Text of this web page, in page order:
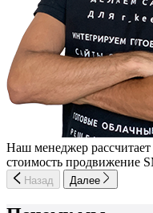
Наш менеджер рассчитает
стоимость продвижение
Назад Далее